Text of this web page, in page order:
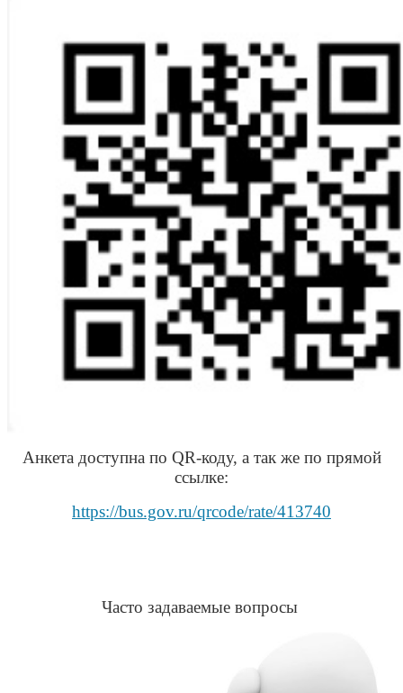
Анкета доступна по QR-коду, а так же по прямой
ссылке:
https://bus.gov.ru/qrcode/rate/413740
Часто задаваемые вопросы